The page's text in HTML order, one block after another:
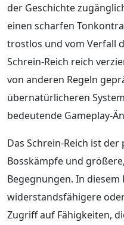
der Geschichte
einen scharfen
trostlos und vom Verfall
Schrein-Reich reich
von anderen Regeln
übernatürlicheren
bedeutende Gameplay-
Das Schrein-Reich ist
Bosskämpfe und
Begegnungen. In diesem
widerstandsfähigere
Zugriff auf Fähigkeiten,